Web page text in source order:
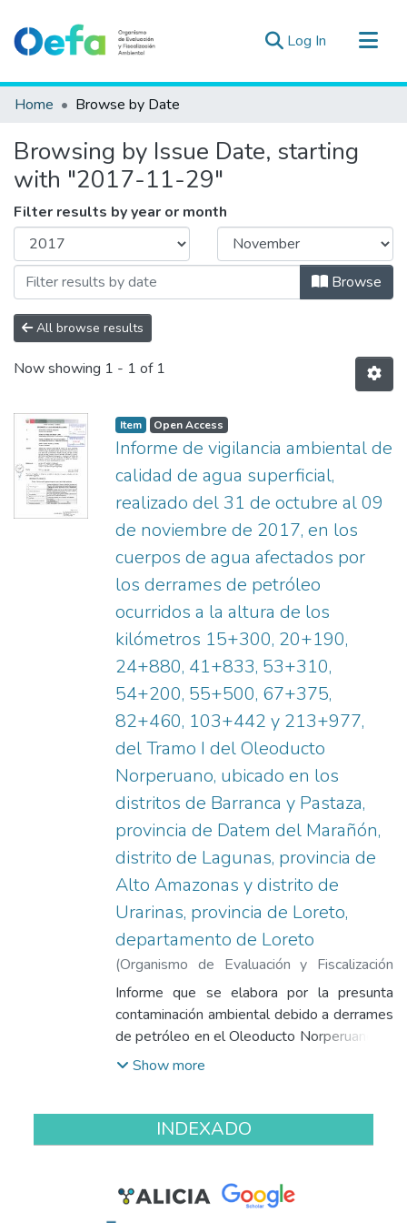
Log In (current)
Communities & Collections
Estad. Externas
Guias ▾
Home Browse by Date
Browsing by Issue Date, starting
with "2017-11-29"
Filter results by year or month
Browse
All browse results
Now showing 1 - 1 of 1
Item Open Access
Informe de vigilancia ambiental de
calidad de agua superficial,
realizado del 31 de octubre al 09
de noviembre de 2017, en los
cuerpos de agua afectados por
los derrames de petróleo
ocurridos a la altura de los
kilómetros 15+300, 20+190,
24+880, 41+833, 53+310,
54+200, 55+500, 67+375,
82+460, 103+442 y 213+977,
del Tramo I del Oleoducto
Norperuano, ubicado en los
distritos de Barranca y Pastaza,
provincia de Datem del Marañón,
distrito de Lagunas, provincia de
Alto Amazonas y distrito de
Urarinas, provincia de Loreto,
departamento de Loreto
(Organismo de Evaluación y Fiscalización
Ambiental,2017-11-29 )Solar Palomino,
Pabel Dalmiro del;Inuma Oliveira, John
Adams
Informe que se elabora por la presunta
contaminación ambiental debido a derrames
de petróleo en el Oleoducto Norperuano en
los distritos de Barranca y Pastaza,
distrito de Urarinas, provincia de Loreto,
departamento de Loreto. Se incluyen los
monitoreo ambiental de calidad de agua - 2.
Registro fotográfico - 3. Hojas de registro
Show more
INDEXADO